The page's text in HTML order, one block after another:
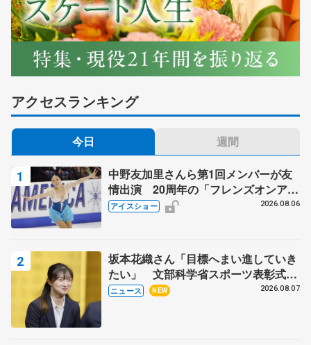
アクセスランキング
今日 週間
中野友加里さんら第1回メンバーが友
情出演 20周年の「フレンズオンアイ
ス」 宮本賢二さん、有川梨絵さん、
アイスショー 2026.08.06
坂本花織さん「目標へまい進していき
たい」 文部科学省スポーツ表彰式で
代表謝辞
ニュース NEW 2026.08.07